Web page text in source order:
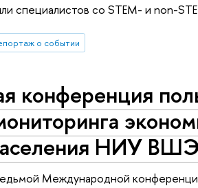
со STEM- и non-
о событии
НИУ
Международной